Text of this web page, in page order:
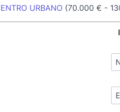
URBANO(70.000 € -